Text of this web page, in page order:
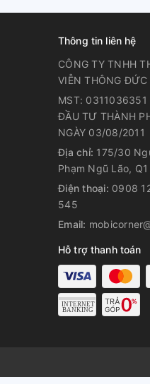
- Apple cũng sử
vì 1 như phiên
Thông tin liên hệ
CÔNG TY TNHH
VIỄN THÔNG ĐỨC
MST: 0311036351
ĐẦU TƯ THÀNH
NGÀY 03/08/2011
Địa chỉ: 175/30
Phạm Ngũ Lão, Q1
Điện thoại: 0908
545
Email:
Hỗ trợ thanh toán